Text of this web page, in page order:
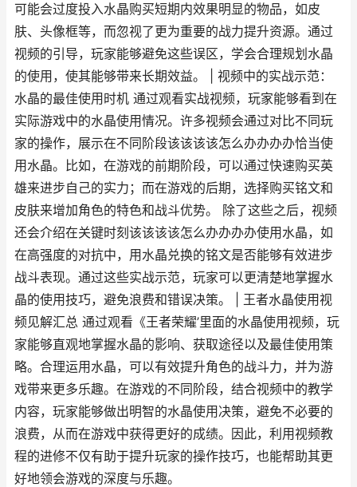
可能会过度投入水晶购买短期内效果明显的物品，如皮
肤、头像框等，而忽视了更为重要的战力提升资源。通过
视频的引导，玩家能够避免这些误区，学会合理规划水晶
的使用，使其能够带来长期效益。 | 视频中的实战示范：
水晶的最佳使用时机 通过观看实战视频，玩家能够看到在
实际游戏中的水晶使用情况。许多视频会通过对比不同玩
家的操作，展示在不同阶段该该该该怎么办办办办恰当使
用水晶。比如，在游戏的前期阶段，可以通过快速购买英
雄来进步自己的实力；而在游戏的后期，选择购买铭文和
皮肤来增加角色的特色和战斗优势。 除了这些之后，视频
还会介绍在关键时刻该该该该怎么办办办办使用水晶，如
在高强度的对抗中，用水晶兑换的铭文是否能够有效进步
战斗表现。通过这些实战示范，玩家可以更清楚地掌握水
晶的使用技巧，避免浪费和错误决策。 | 王者水晶使用视
频见解汇总 通过观看《王者荣耀’里面的水晶使用视频，玩
家能够直观地掌握水晶的影响、获取途径以及最佳使用策
略。合理运用水晶，可以有效提升角色的战斗力，并为游
戏带来更多乐趣。在游戏的不同阶段，结合视频中的教学
内容，玩家能够做出明智的水晶使用决策，避免不必要的
浪费，从而在游戏中获得更好的成绩。因此，利用视频教
程的进修不仅有助于提升玩家的操作技巧，也能帮助其更
好地领会游戏的深度与乐趣。